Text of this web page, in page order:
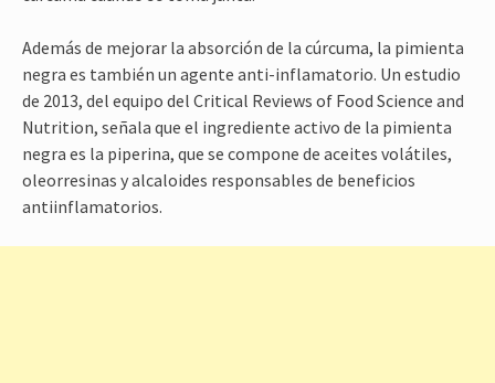
Además de mejorar la absorción de la cúrcuma, la pimienta
negra es también un agente anti-inflamatorio. Un estudio
de 2013, del equipo del Critical Reviews of Food Science and
Nutrition, señala que el ingrediente activo de la pimienta
negra es la piperina, que se compone de aceites volátiles,
oleorresinas y alcaloides responsables de beneficios
antiinflamatorios.